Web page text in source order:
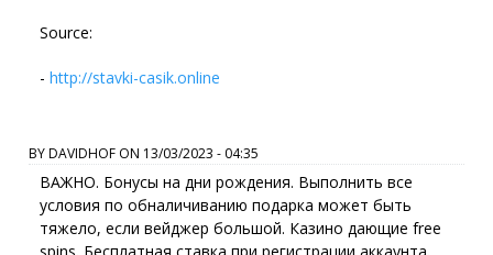
Source:
- http://stavki-casik.online
BYDAVIDHOF ON 13/03/2023 - 04:35
ВАЖНО. Бонусы на дни рождения. Выполнить все
условия по обналичиванию подарка может быть
тяжело, если вейджер большой. Казино дающие free